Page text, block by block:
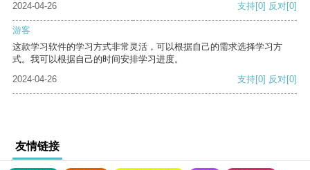
2024-04-26 支持[0] 反对[0]
游客
这款学习软件的学习方式非常灵活，可以根据自己的需求选择学习方
式。我可以根据自己的时间安排学习进度。
2024-04-26
支持[0] 反对[0]
友情链接